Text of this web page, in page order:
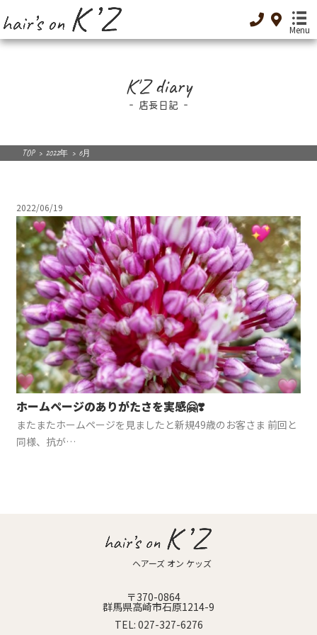
Menu
-トップ-
Menu
-オリジナルコスメ-
Original cosme
-低GI食品-
Low GI food
-お知らせ-
News
-店長日記-
K’Z diary
-店舗案内-
Access
K'Z diary
店長日記
TOP > 2022年 > 6月
2022/06/19
ホームページのありがたさを実感🤗❣️
またまたホームページを見ましたと新規49歳のお客さま 前回と
同様、抗が…
ヘアーズ オン ケッズ
〒370-0864
群馬県高崎市石原1214-9
TEL: 027-327-6276